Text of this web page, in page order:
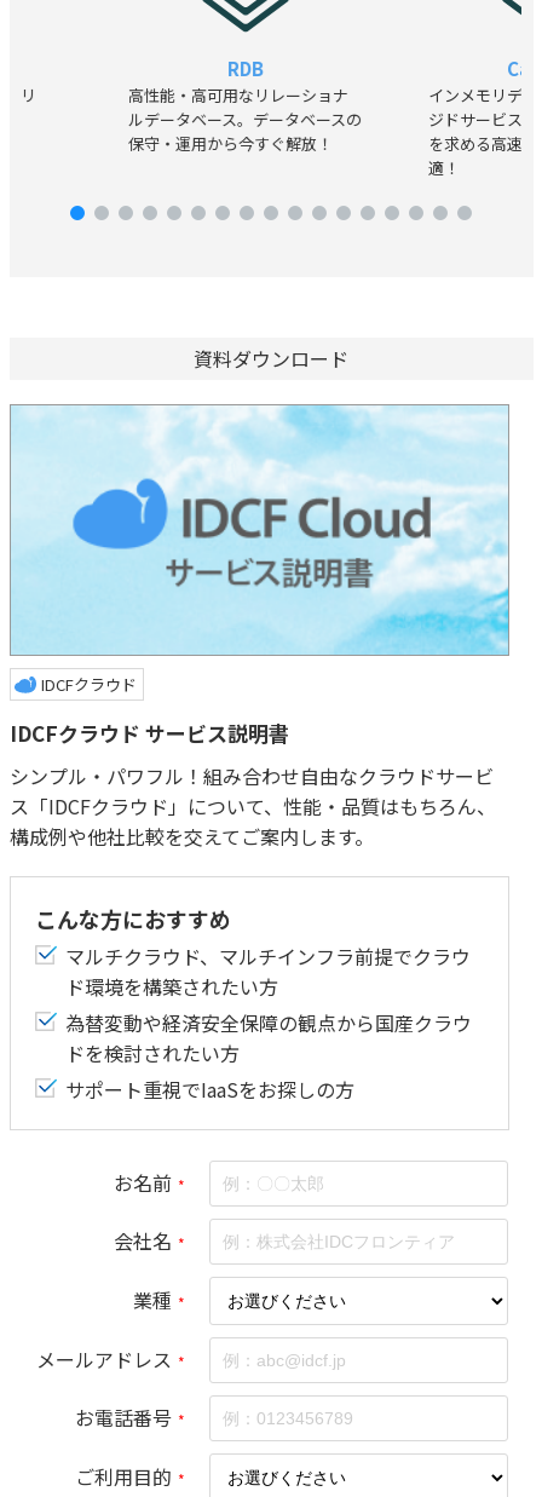
リ
RDB
高性能・高可用なリレーショナ
ルデータベース。データベースの
保守・運用から今すぐ解放！
インメモリデ
ジドサービス
を求める高速
適！
資料ダウンロード
IDCFクラウド
IDCFクラウド サービス説明書
シンプル・パワフル！組み合わせ自由なクラウドサービ
ス「IDCFクラウド」について、性能・品質はもちろん、
構成例や他社比較を交えてご案内します。
こんな方におすすめ
マルチクラウド、マルチインフラ前提でクラウ
ド環境を構築されたい方
為替変動や経済安全保障の観点から国産クラウ
ドを検討されたい方
サポート重視でIaaSをお探しの方
お名前 *
会社名 *
業種 *
メールアドレス *
お電話番号 *
ご利用目的 *